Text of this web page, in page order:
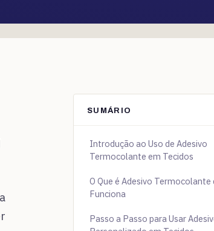
SUMÁRIO
Introdução ao Uso de Adesivo
Termocolante em Tecidos
O Que é Adesivo Termocolante
Funciona
Passo a Passo para Usar